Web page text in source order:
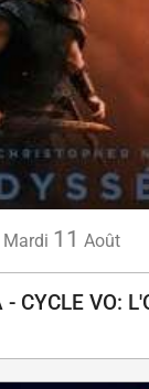
Mardi 11 Août
CYCLE VO: